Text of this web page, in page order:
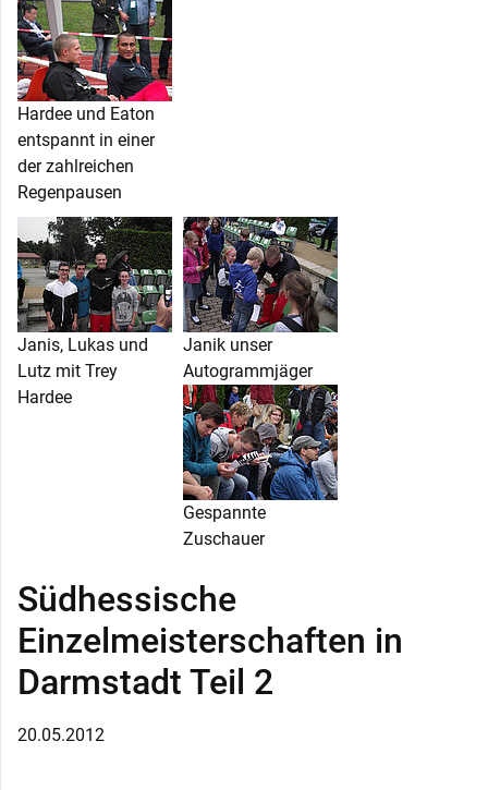
Hardee und Eaton
entspannt in einer
der zahlreichen
Regenpausen
Janis, Lukas und
Lutz mit Trey
Hardee
Janik unser
Autogrammjäger
Gespannte
Zuschauer
Südhessische
Einzelmeisterschaften in
Darmstadt Teil 2
20.05.2012